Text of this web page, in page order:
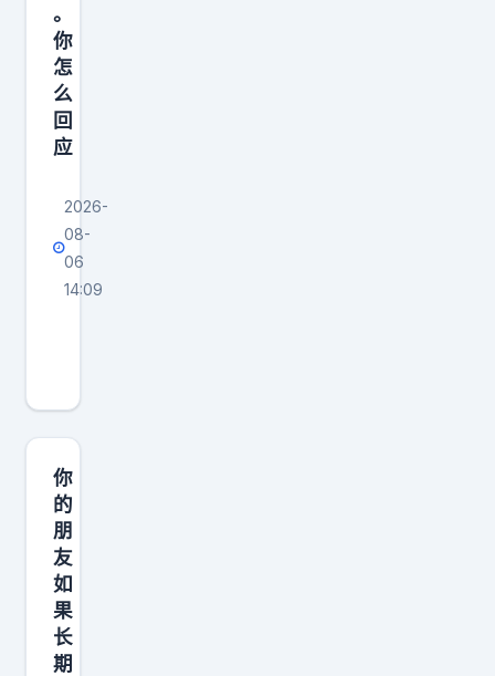
高
潮
迭
起
，
。
你
怎
么
回
应
2026-
08-
06
14:09
不
改
脾
气
、
要
不
要
妥
你
的
朋
友
如
果
长
期